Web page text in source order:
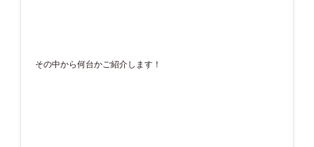
その中から何台かご紹介します！